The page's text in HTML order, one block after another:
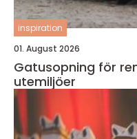
inspiration
01. August 2026
Gatusopning för
utemiljöer